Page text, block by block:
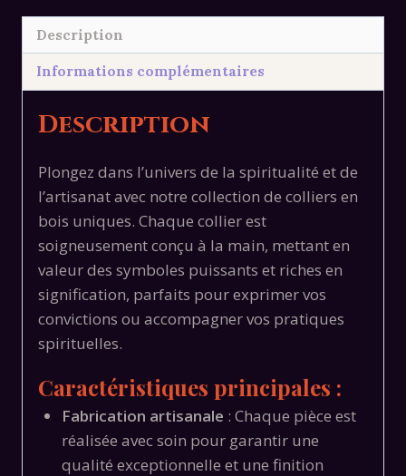
Description
Informations complémentaires
Description
Plongez dans l’univers de la spiritualité et de
l’artisanat avec notre collection de colliers en
bois uniques. Chaque collier est
soigneusement conçu à la main, mettant en
valeur des symboles puissants et riches en
signification, parfaits pour exprimer vos
convictions ou accompagner vos pratiques
spirituelles.
Caractéristiques principales :
Fabrication artisanale : Chaque pièce est
réalisée avec soin pour garantir une
qualité exceptionnelle et une finition